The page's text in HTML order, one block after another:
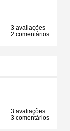
3 avaliações
2 comentários
3 avaliações
3 comentários